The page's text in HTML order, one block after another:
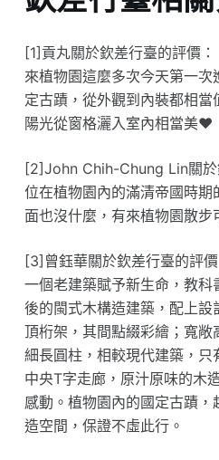
[1]貢丸關於欽差行臺的評價：
來植物園這麼多次今天第一
定古蹟，從外觀到內裝都相
陽光從窗格灑入室內相當美❤️
[2]John Chih-Chung Lin關於
位在植物園內的滿清帝國時期
面也沒什麼，有來植物園散步
[3]曾鈺華關於欽差行臺的評價
一個老建築賦予新生命，教科
後的閩式木構造建築，配上設
頂桁架，其間點綴彩繪；寬敞
細長圓柱，相較現代建築，
中央T字走廊，原汁原味的木
感動。植物園內的國定古蹟
造空間，保證不虛此行。